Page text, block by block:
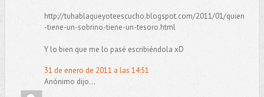
http://tuhablaqueyoteescucho.blogspot.com/2011/01/quien
-tiene-un-sobrino-tiene-un-tesoro.html
Y lo bien que me lo pasé escribiéndola xD
31 de enero de 2011 a las 14:51
Anónimo dijo...